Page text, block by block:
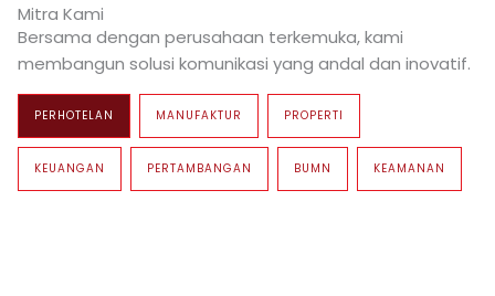
Mitra Kami
Bersama dengan perusahaan terkemuka, kami
membangun solusi komunikasi yang andal dan inovatif.
PERHOTELAN MANUFAKTUR PROPERTI
KEUANGAN PERTAMBANGAN BUMN KEAMANAN